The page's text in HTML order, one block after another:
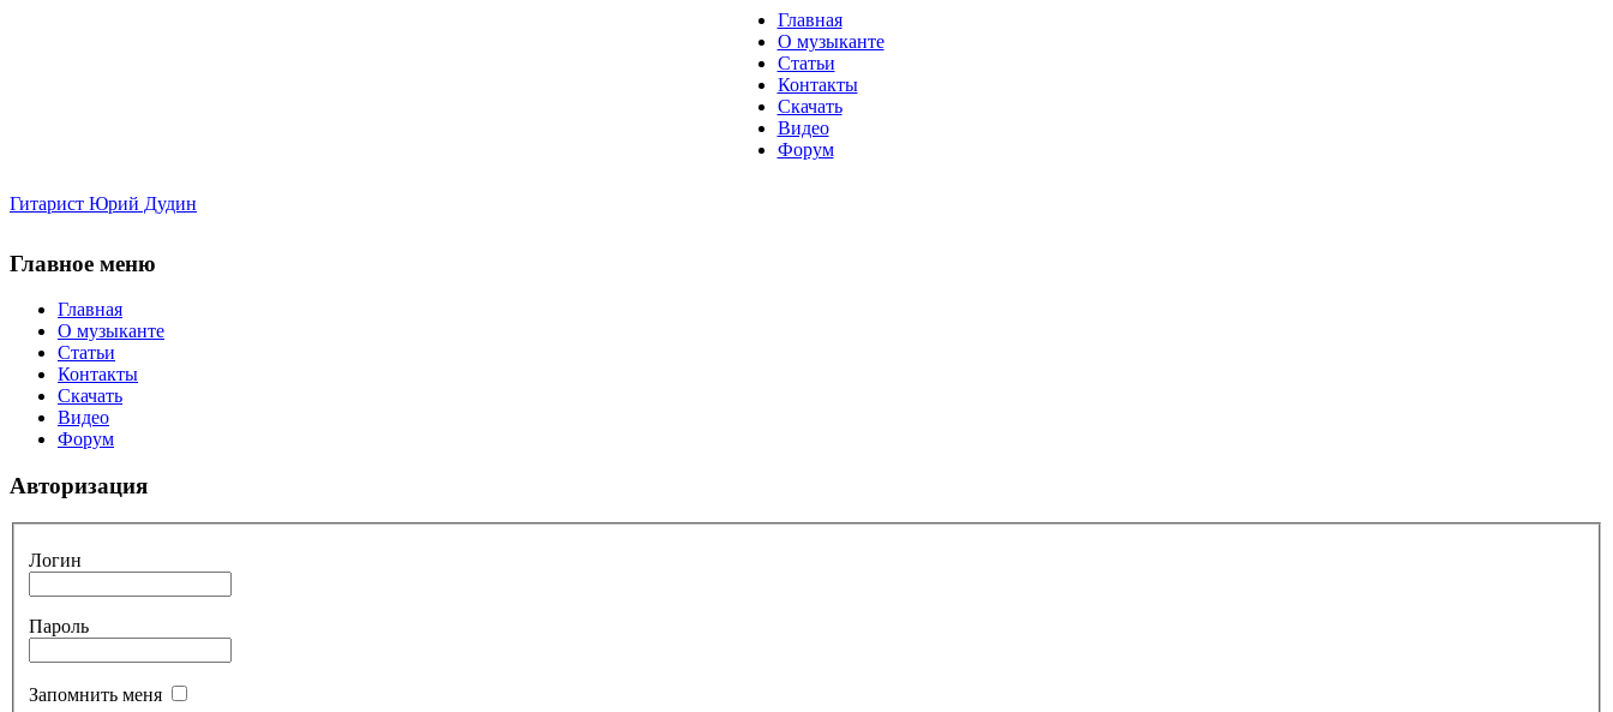
Главная
О музыканте
Статьи
Контакты
Скачать
Видео
Форум
Гитарист Юрий Дудин
Главное меню
Главная
О музыканте
Статьи
Контакты
Скачать
Видео
Форум
Авторизация
Логин
Пароль
Запомнить меня